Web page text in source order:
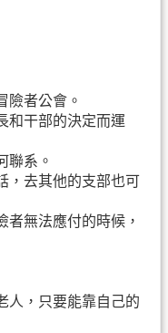
險者公會。
和干部的決定而運
聯系。
，去其他的支部也可
者無法應付的時候，
人，只要能靠自己的